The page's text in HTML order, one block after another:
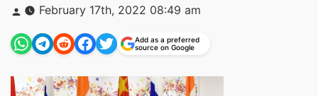
Posted
by
February 17th, 2022 08:49 am
Add as a preferred
source on Google